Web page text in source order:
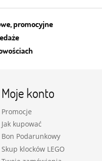
promocyjne
Moje konto
Promocje
Jak kupować
Bon Podarunkowy
Skup klocków LEGO